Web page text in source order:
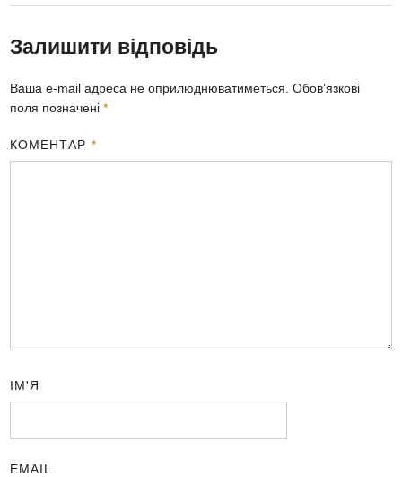
Залишити відповідь
Ваша e-mail адреса не оприлюднюватиметься. Обов’язкові
поля позначені*
КОМЕНТАР *
ІМ'Я
EMAIL